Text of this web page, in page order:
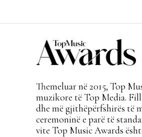
Themeluar në 2015, Top
muzikore të Top Media.
dhe më gjithëpërfshirës të
ceremoninë e parë të
vite Top Music Awards